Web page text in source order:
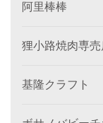
阿里棒棒
狸小路焼肉専売
基隆クラフト